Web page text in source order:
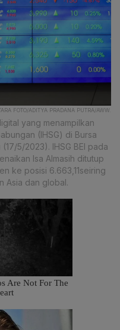
FOTO/ADITYA PRADANA PUTRA/AWW.
yang menampilkan
(IHSG) di Bursa
5/2023). IHSG BEI pada
Isa Almasih ditutup
ke posisi 6.663,11seiring
Asia dan global.